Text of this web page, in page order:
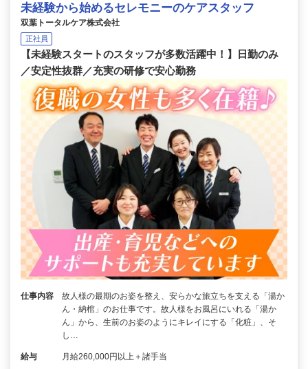
未経験から始めるセレモニーのケアスタッフ
双葉トータルケア株式会社
正社員
【未経験スタートのスタッフが多数活躍中！】日勤のみ
／安定性抜群／充実の研修で安心勤務
仕事内容
故人様の最期のお姿を整え、安らかな旅立ちを支える「湯か
ん・納棺」のお仕事です。故人様をお風呂にいれる「湯か
ん」から、生前のお姿のようにキレイにする「化粧」、そ
し…
給与 月給260,000円以上＋諸手当